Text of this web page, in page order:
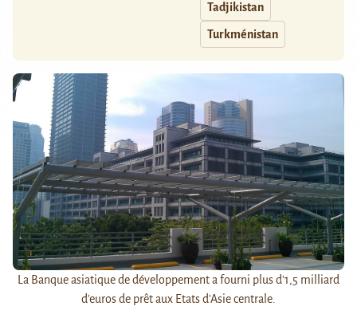
Tadjikistan
Turkménistan
La Banque asiatique de développement a fourni plus d'1,5 milliard
d'euros de prêt aux Etats d'Asie centrale.